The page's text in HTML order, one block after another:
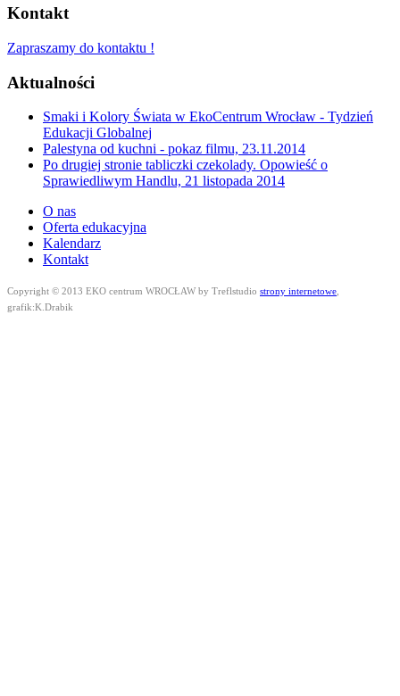
Kontakt
Zapraszamy do kontaktu !
Aktualności
Smaki i Kolory Świata w EkoCentrum Wrocław - Tydzień
Edukacji Globalnej
Palestyna od kuchni - pokaz filmu, 23.11.2014
Po drugiej stronie tabliczki czekolady. Opowieść o
Sprawiedliwym Handlu, 21 listopada 2014
O nas
Oferta edukacyjna
Kalendarz
Kontakt
Copyright © 2013 EKO centrum WROCŁAW by Treflstudio strony internetowe,
grafik:K.Drabik